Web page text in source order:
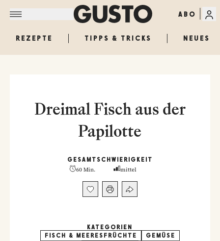
ABO
REZEPTE TIPPS & TRICKS NEUES
Dreimal Fisch aus der
Papilotte
GESAMT
60 Min.
SCHWIERIGKEIT
mittel
KATEGORIEN
FISCH & MEERESFRÜCHTE
GEMÜSE